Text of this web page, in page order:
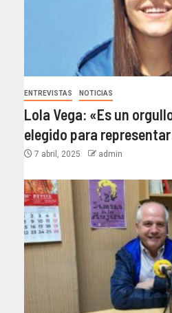
ENTREVISTAS NOTICIAS
Lola Vega: «Es un
elegido para
7 abril, 2025 admin